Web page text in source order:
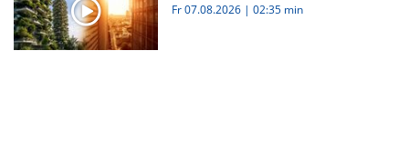
Fr 07.08.2026 | 02:35 min